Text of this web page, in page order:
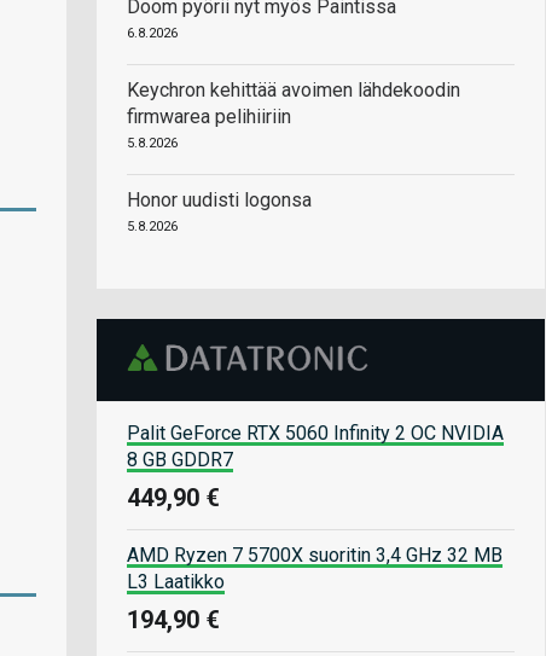
Doom pyörii nyt myös Paintissa
6.8.2026
Keychron kehittää avoimen lähdekoodin
firmwarea pelihiiriin
5.8.2026
Honor uudisti logonsa
5.8.2026
Palit GeForce RTX 5060 Infinity 2 OC NVIDIA
8 GB GDDR7
449,90 €
AMD Ryzen 7 5700X suoritin 3,4 GHz 32 MB
L3 Laatikko
194,90 €